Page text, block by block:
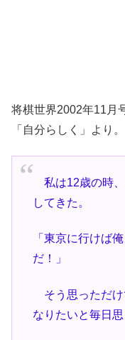
将棋世界2002年11月
「自分らしく」より。
私は12歳の時、
してきた。
「東京に行けば
だ！」
そう思っただけ
なりたいと毎日思